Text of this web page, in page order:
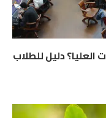
العليا؟ دليل للطلاب